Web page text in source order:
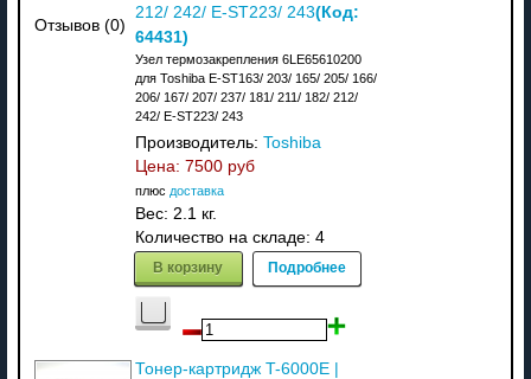
Отзывов (0)
212/ 242/ E-ST223/ 243(Код:
64431)
Узел термозакрепления 6LE65610200
для Toshiba E-ST163/ 203/ 165/ 205/ 166/
206/ 167/ 207/ 237/ 181/ 211/ 182/ 212/
242/ E-ST223/ 243
Производитель: Toshiba
Цена: 7500 руб
плюс доставка
Вес: 2.1 кг.
Количество на складе: 4
В корзину Подробнее
Тонер-картридж T-6000E |